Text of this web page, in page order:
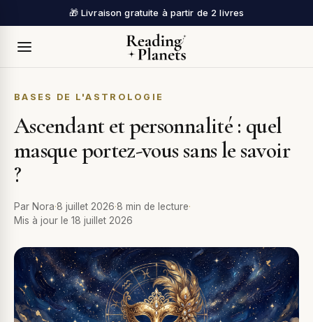
🎁 Livraison gratuite à partir de 2 livres
BASES DE L'ASTROLOGIE
Ascendant et personnalité : quel
masque portez-vous sans le savoir
?
Par Nora·8 juillet 2026·8 min de lecture·
Mis à jour le 18 juillet 2026